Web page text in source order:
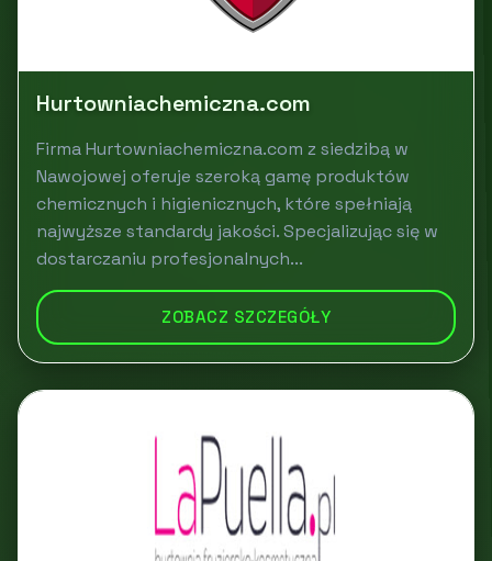
Hurtowniachemiczna.com
Firma Hurtowniachemiczna.com z siedzibą w
Nawojowej oferuje szeroką gamę produktów
chemicznych i higienicznych, które spełniają
najwyższe standardy jakości. Specjalizując się w
dostarczaniu profesjonalnych...
ZOBACZ SZCZEGÓŁY